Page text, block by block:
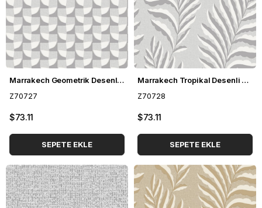
Marrakech Geometrik Desenli Duvar Kağıdı Z70727
Z70727
$73.11
SEPETE EKLE
Marrakech Tropikal Desenli Duvar Kağıdı Z70728
Z70728
$73.11
SEPETE EKLE